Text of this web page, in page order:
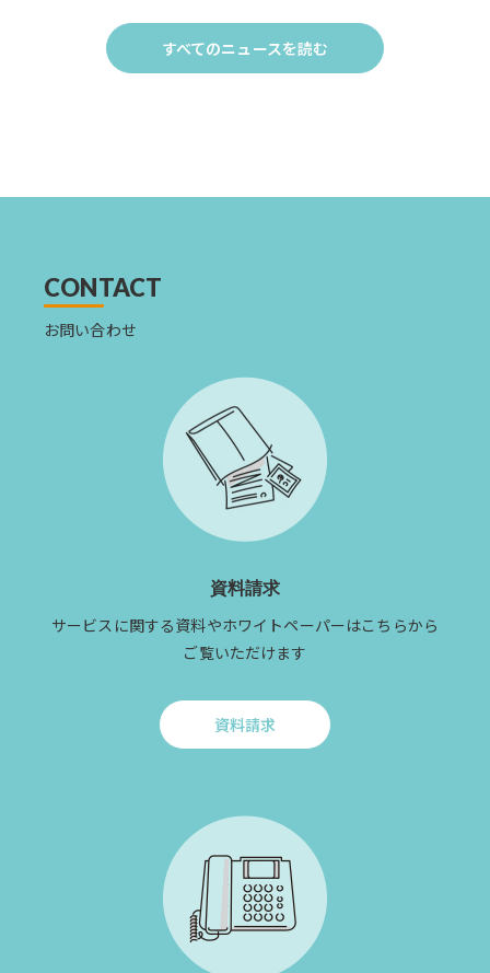
すべてのニュースを読む
Click
to
CONTACT
お問い合わせ
資料請求
サービスに関する資料やホワイトペーパーはこちらから
ご覧いただけます
資料請求
Click
請